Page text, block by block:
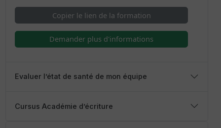
Copier le lien de la formation
Demander plus d'informations
Evaluer l’état de santé de mon équipe
Cursus Académie d’écriture